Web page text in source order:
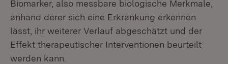
Biomarker, also messbare biologische Merkmale,
anhand derer sich eine Erkrankung erkennen
lässt, ihr weiterer Verlauf abgeschätzt und der
Effekt therapeutischer Interventionen beurteilt
werden kann.